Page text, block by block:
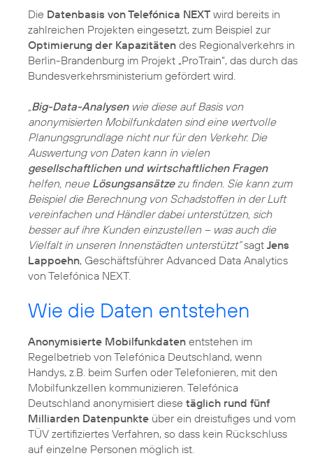
Die Datenbasis von Telefónica NEXT wird bereits in
zahlreichen Projekten eingesetzt, zum Beispiel zur
Optimierung der Kapazitäten des Regionalverkehrs in
Berlin-Brandenburg im Projekt „ProTrain“, das durch das
Bundesverkehrsministerium gefördert wird.
„Big-Data-Analysenwie diese auf Basis von
anonymisierten Mobilfunkdaten sind eine wertvolle
Planungsgrundlage nicht nur für den Verkehr. Die
Auswertung von Daten kann in vielen
gesellschaftlichen und wirtschaftlichen Fragen
helfen, neue Lösungsansätzezu finden. Sie kann zum
Beispiel die Berechnung von Schadstoffen in der Luft
vereinfachen und Händler dabei unterstützen, sich
besser auf ihre Kunden einzustellen – was auch die
Vielfalt in unseren Innenstädten unterstützt“sagt Jens
Lappoehn, Geschäftsführer Advanced Data Analytics
von Telefónica NEXT.
Wie die Daten entstehen
Anonymisierte Mobilfunkdaten entstehen im
Regelbetrieb von Telefónica Deutschland, wenn
Handys, z.B. beim Surfen oder Telefonieren, mit den
Mobilfunkzellen kommunizieren. Telefónica
Deutschland anonymisiert diese täglich rund fünf
Milliarden Datenpunkte über ein dreistufiges und vom
TÜV zertifiziertes Verfahren, so dass kein Rückschluss
auf einzelne Personen möglich ist.